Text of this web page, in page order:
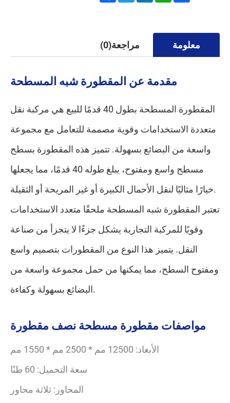
معلومة مراجعة(0)
مقدمة عن المقطورة شبه المسطحة
المقطورة المسطحة بطول 40 قدمًا للبيع هي مركبة نقل
متعددة الاستخدامات وقوية مصممة للتعامل مع مجموعة
واسعة من البضائع بسهولة. تتميز هذه المقطورة بسطح
مسطح واسع ومفتوح، يبلغ طوله 40 قدمًا، مما يجعلها
خيارًا مثاليًا لنقل الأحمال الكبيرة أو غير المريحة أو الثقيلة.
تعتبر المقطورة شبه المسطحة ملحقًا متعدد الاستخدامات
وقويًا للمركبة التجارية يشكل جزءًا لا يتجزأ من صناعة
النقل. يتميز هذا النوع من المقطورات بتصميم واسع
ومفتوح السطح، مما يمكنها من حمل مجموعة واسعة من
البضائع بسهولة وكفاءة.
مواصفات مقطورة مسطحة نصف مقطورة
الأبعاد: 12500 مم * 2500 مم * 1550 مم
سعة التحميل: 60 طنًا
المحاور: ثلاثة محاور